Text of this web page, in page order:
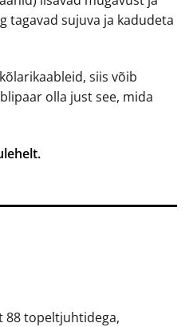
tagavad sujuva ja kadudeta
siis võib
olla just see, mida
88 topeltjuhtidega,